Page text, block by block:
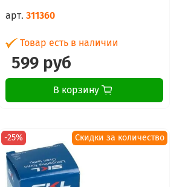
арт.311360
Товар есть в наличии
599 руб
В корзину
-25% Скидки за количество